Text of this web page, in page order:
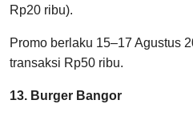
Rp20 ribu).
Promo berlaku 15–17 Agustus
transaksi Rp50 ribu.
13. Burger Bangor